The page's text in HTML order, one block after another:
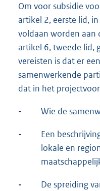
Om voor subsidie
artikel 2, eerste lid,
voldaan worden aan
artikel 6, tweede lid,
vereisten is dat er
samenwerkende
dat in het
- Wie de
-
Een
lokale en
-
De spreiding